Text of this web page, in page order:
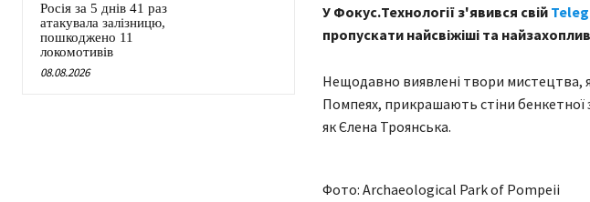
Росія за 5 днів 41 раз
атакувала залізницю,
пошкоджено 11
локомотивів
08.08.2026
У Фокус.Технології з'явився свій
пропускати найсвіжіші та
Нещодавно виявлені твори мистецтва,
Помпеях, прикрашають стіни бенкетної
як Єлена Троянська.
Фото: Archaeological Park of Pompeii